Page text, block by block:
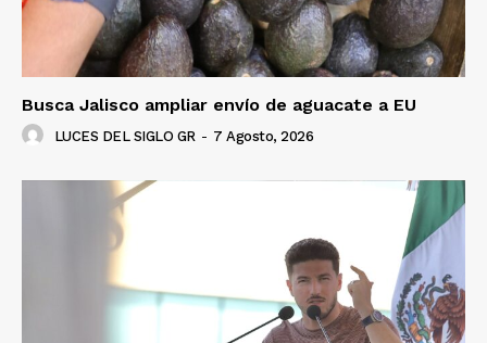
Busca Jalisco ampliar envío de aguacate a EU
LUCES DEL SIGLO GR - 7 Agosto, 2026